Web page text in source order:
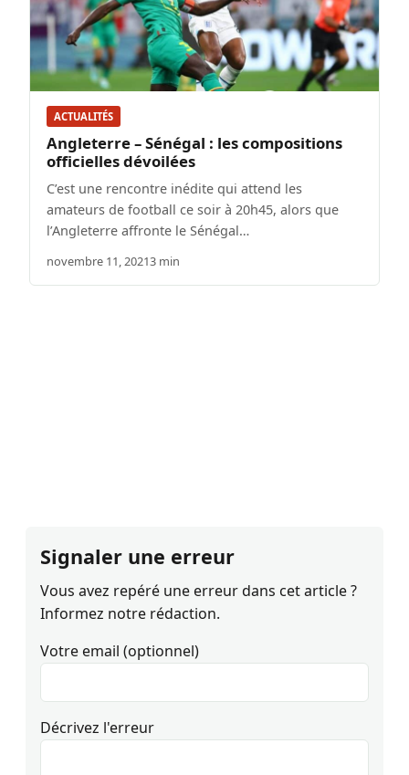
ACTUALITÉS
Angleterre – Sénégal : les compositions
officielles dévoilées
C’est une rencontre inédite qui attend les
amateurs de football ce soir à 20h45, alors que
l’Angleterre affronte le Sénégal…
novembre 11, 20213 min
Signaler une erreur
Vous avez repéré une erreur dans cet article ?
Informez notre rédaction.
Votre email (optionnel)
Décrivez l'erreur